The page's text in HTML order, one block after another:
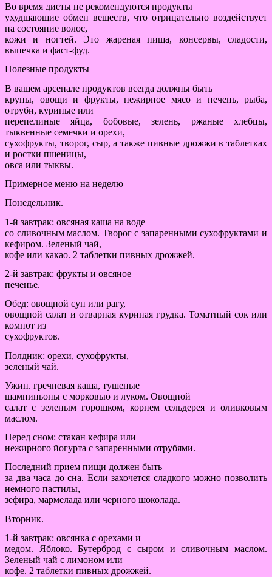
Во время диеты не рекомендуются продукты
ухудшающие обмен веществ, что отрицательно воздействует
на состояние волос,
кожи и ногтей. Это жареная пища, консервы, сладости,
выпечка и фаст-фуд.
Полезные продукты
В вашем арсенале продуктов всегда должны быть
крупы, овощи и фрукты, нежирное мясо и печень, рыба,
отруби, куриные или
перепелиные яйца, бобовые, зелень, ржаные хлебцы,
тыквенные семечки и орехи,
сухофрукты, творог, сыр, а также пивные дрожжи в таблетках
и ростки пшеницы,
овса или тыквы.
Примерное меню на неделю
Понедельник.
1-й завтрак: овсяная каша на воде
со сливочным маслом. Творог с запаренными сухофруктами и
кефиром. Зеленый чай,
кофе или какао. 2 таблетки пивных дрожжей.
2-й завтрак: фрукты и овсяное
печенье.
Обед: овощной суп или рагу,
овощной салат и отварная куриная грудка. Томатный сок или
компот из
сухофруктов.
Полдник: орехи, сухофрукты,
зеленый чай.
Ужин. гречневая каша, тушеные
шампиньоны с морковью и луком. Овощной
салат с зеленым горошком, корнем сельдерея и оливковым
маслом.
Перед сном: стакан кефира или
нежирного йогурта с запаренными отрубями.
Последний прием пищи должен быть
за два часа до сна. Если захочется сладкого можно позволить
немного пастилы,
зефира, мармелада или черного шоколада.
Вторник.
1-й завтрак: овсянка с орехами и
медом. Яблоко. Бутерброд с сыром и сливочным маслом.
Зеленый чай с лимоном или
кофе. 2 таблетки пивных дрожжей.